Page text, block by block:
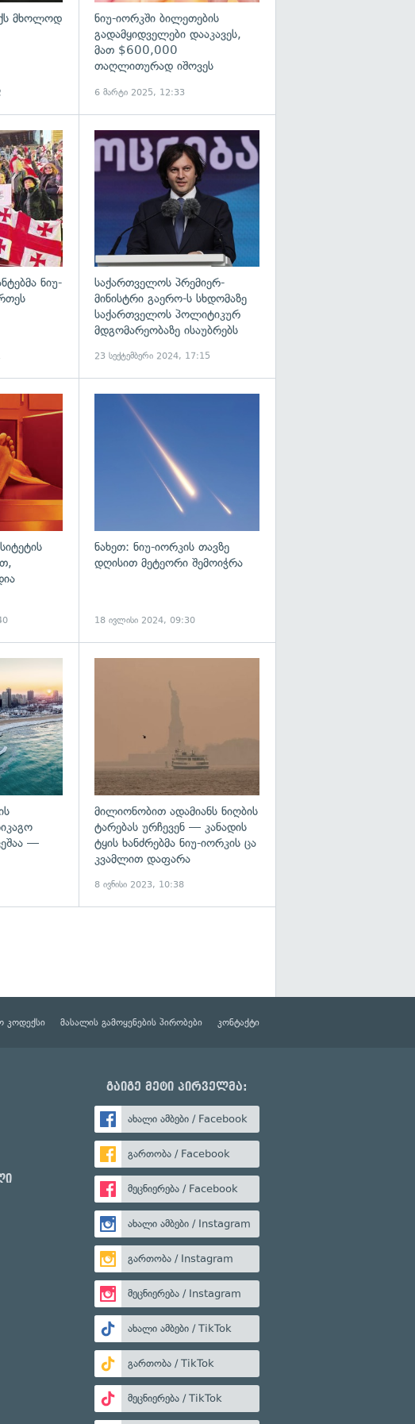
მხოლოდ
ნიუ-იორკში ბილეთების
გადამყიდველები დააკავეს,
მათ $600,000
თაღლითურად იშოვეს
6 მარტი 2025, 12:33
გადახედვა
ნიუ-
საქართველოს პრემიერ-
მინისტრი გაერო-ს სხდომაზე
საქართველოს პოლიტიკურ
მდგომარეობაზე ისაუბრებს
23 სექტემბერი 2024, 17:15
გადახედვა
ნახეთ: ნიუ-იორკის თავზე
დღისით მეტეორი შემოიჭრა
18 ივლისი 2024, 09:30
—
მილიონობით ადამიანს ნიღბის
ტარებას ურჩევენ — კანადის
ტყის ხანძრებმა ნიუ-იორკის ცა
კვამლით დაფარა
8 ივნისი 2023, 10:38
კოდექსი მასალის გამოყენების პირობები კონტაქტი
გაიგე მეტი პირველმა:
ახალი ამბები / Facebook
გართობა / Facebook
მეცნიერება / Facebook
ახალი ამბები / Instagram
გართობა / Instagram
მეცნიერება / Instagram
ახალი ამბები / TikTok
გართობა / TikTok
მეცნიერება / TikTok